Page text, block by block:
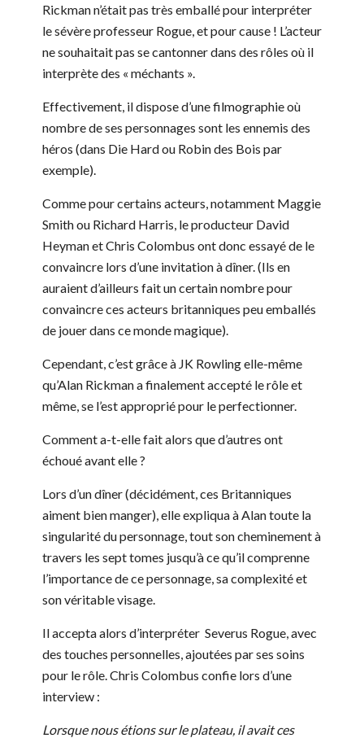
Rickman n’était pas très emballé pour interpréter
le sévère professeur Rogue, et pour cause ! L’acteur
ne souhaitait pas se cantonner dans des rôles où il
interprète des « méchants ».
Effectivement, il dispose d’une filmographie où
nombre de ses personnages sont les ennemis des
héros (dans Die Hard ou Robin des Bois par
exemple).
Comme pour certains acteurs, notamment Maggie
Smith ou Richard Harris, le producteur David
Heyman et Chris Colombus ont donc essayé de le
convaincre lors d’une invitation à dîner. (Ils en
auraient d’ailleurs fait un certain nombre pour
convaincre ces acteurs britanniques peu emballés
de jouer dans ce monde magique).
Cependant, c’est grâce à JK Rowling elle-même
qu’Alan Rickman a finalement accepté le rôle et
même, se l’est approprié pour le perfectionner.
Comment a-t-elle fait alors que d’autres ont
échoué avant elle ?
Lors d’un dîner (décidément, ces Britanniques
aiment bien manger), elle expliqua à Alan toute la
singularité du personnage, tout son cheminement à
travers les sept tomes jusqu’à ce qu’il comprenne
l’importance de ce personnage, sa complexité et
son véritable visage.
Il accepta alors d’interpréter Severus Rogue, avec
des touches personnelles, ajoutées par ses soins
pour le rôle. Chris Colombus confie lors d’une
interview :
Lorsque nous étions sur le plateau, il avait ces